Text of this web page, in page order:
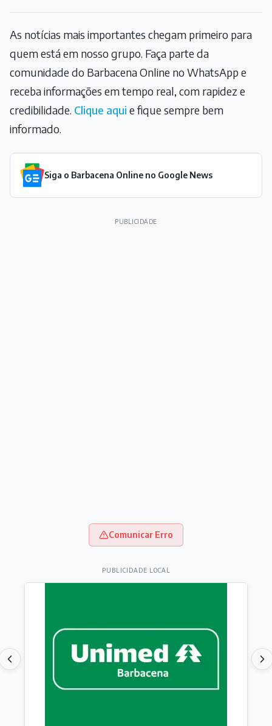
As notícias mais importantes chegam primeiro para
quem está em nosso grupo. Faça parte da
comunidade do Barbacena Online no WhatsApp e
receba informações em tempo real, com rapidez e
credibilidade. Clique aqui e fique sempre bem
informado.
Siga o Barbacena Online no Google News
PUBLICIDADE
Comunicar Erro
PUBLICIDADE LOCAL